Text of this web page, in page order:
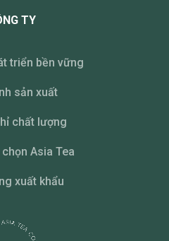
TY
triển bền vững
sản xuất
chất lượng
Asia Tea
xuất khẩu